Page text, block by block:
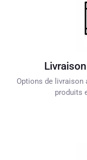
Options de livraison
produits